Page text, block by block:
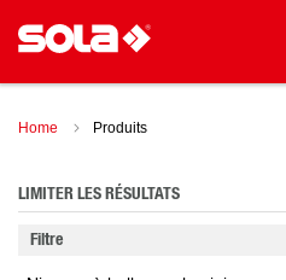
Home Produits
LIMITER LES RÉSULTATS
Filtre